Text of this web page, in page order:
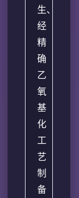
生、
经
精
确
乙
氧
基
化
工
艺
制
备